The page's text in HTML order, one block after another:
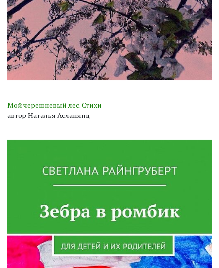
Мой черешневый лес. Стихи
автор Наталья Асланянц